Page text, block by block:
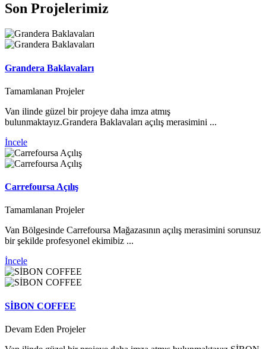
Son Projelerimiz
Grandera Baklavaları
Tamamlanan Projeler
Van ilinde güzel bir projeye daha imza atmış
bulunmaktayız.Grandera Baklavaları açılış merasimini ...
İncele
Carrefoursa Açılış
Tamamlanan Projeler
Van Bölgesinde Carrefoursa Mağazasının açılış merasimini sorunsuz
bir şekilde profesyonel ekimibiz ...
İncele
SİBON COFFEE
Devam Eden Projeler